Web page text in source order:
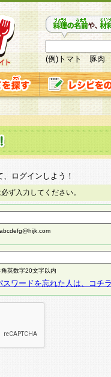
(例)トマト 豚肉
ログインしよう！
ず入力してください。
英数字20文字以内
ワードを忘れた人は、コチ